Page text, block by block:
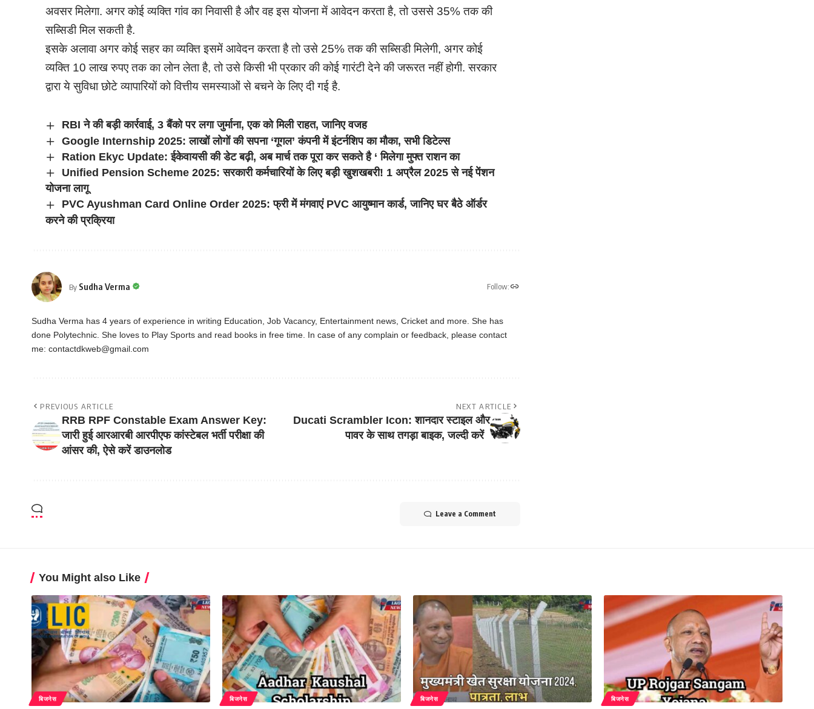
अवसर मिलेगा. अगर कोई व्यक्ति गांव का निवासी है और वह इस योजना में आवेदन करता है, तो उससे 35% तक की
सब्सिडी मिल सकती है.
इसके अलावा अगर कोई सहर का व्यक्ति इसमें आवेदन करता है तो उसे 25% तक की सब्सिडी मिलेगी, अगर कोई
व्यक्ति 10 लाख रुपए तक का लोन लेता है, तो उसे किसी भी प्रकार की कोई गारंटी देने की जरूरत नहीं होगी. सरकार
द्वारा ये सुविधा छोटे व्यापारियों को वित्तीय समस्याओं से बचने के लिए दी गई है.
RBI ने की बड़ी कार्रवाई, 3 बैंको पर लगा जुर्माना, एक को मिली राहत, जानिए वजह
Google Internship 2025: लाखों लोगों की सपना ‘गूगल’ कंपनी में इंटर्नशिप का मौका, सभी डिटेल्स
Ration Ekyc Update: ईकेवायसी की डेट बढ़ी, अब मार्च तक पूरा कर सकते है ‘ मिलेगा मुफ्त राशन का
Unified Pension Scheme 2025: सरकारी कर्मचारियों के लिए बड़ी खुशखबरी! 1 अप्रैल 2025 से नई पेंशन
योजना लागू
PVC Ayushman Card Online Order 2025: फ्री में मंगवाएं PVC आयुष्मान कार्ड, जानिए घर बैठे ऑर्डर
करने की प्रक्रिया
By Sudha Verma Follow:
Sudha Verma has 4 years of experience in writing Education, Job Vacancy, Entertainment news, Cricket and more. She has
done Polytechnic. She loves to Play Sports and read books in free time. In case of any complain or feedback, please contact
me: contactdkweb@gmail.com
PREVIOUS ARTICLE
RRB RPF Constable Exam Answer Key:
जारी हुई आरआरबी आरपीएफ कांस्टेबल भर्ती परीक्षा की
आंसर की, ऐसे करें डाउनलोड
NEXT ARTICLE
Ducati Scrambler Icon: शानदार स्टाइल और
पावर के साथ तगड़ा बाइक, जल्दी करें
Leave a Comment
You Might also Like
बिजनेस बिजनेस बिजनेस बिजनेस